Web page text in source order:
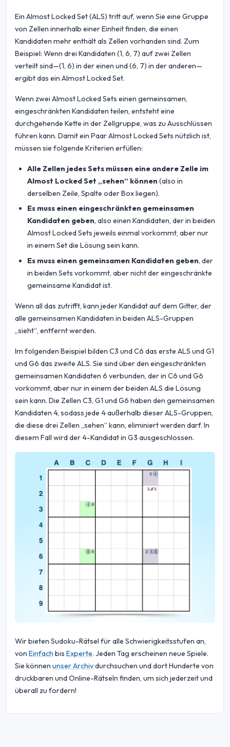
Ein Almost Locked Set (ALS) tritt auf, wenn Sie eine Gruppe
von Zellen innerhalb einer Einheit finden, die einen
Kandidaten mehr enthält als Zellen vorhanden sind. Zum
Beispiel: Wenn drei Kandidaten (1, 6, 7) auf zwei Zellen
verteilt sind—(1, 6) in der einen und (6, 7) in der anderen—
ergibt das ein Almost Locked Set.
Wenn zwei Almost Locked Sets einen gemeinsamen,
eingeschränkten Kandidaten teilen, entsteht eine
durchgehende Kette in der Zellgruppe, was zu Ausschlüssen
führen kann. Damit ein Paar Almost Locked Sets nützlich ist,
müssen sie folgende Kriterien erfüllen:
Alle Zellen jedes Sets müssen eine andere Zelle im
Almost Locked Set „sehen“ können (also in
derselben Zeile, Spalte oder Box liegen).
Es muss einen eingeschränkten gemeinsamen
Kandidaten geben, also einen Kandidaten, der in beiden
Almost Locked Sets jeweils einmal vorkommt, aber nur
in einem Set die Lösung sein kann.
Es muss einen gemeinsamen Kandidaten geben, der
in beiden Sets vorkommt, aber nicht der eingeschränkte
gemeinsame Kandidat ist.
Wenn all das zutrifft, kann jeder Kandidat auf dem Gitter, der
alle gemeinsamen Kandidaten in beiden ALS-Gruppen
„sieht“, entfernt werden.
Im folgenden Beispiel bilden C3 und C6 das erste ALS und G1
und G6 das zweite ALS. Sie sind über den eingeschränkten
gemeinsamen Kandidaten 6 verbunden, der in C6 und G6
vorkommt, aber nur in einem der beiden ALS die Lösung
sein kann. Die Zellen C3, G1 und G6 haben den gemeinsamen
Kandidaten 4, sodass jede 4 außerhalb dieser ALS-Gruppen,
die diese drei Zellen „sehen“ kann, eliminiert werden darf. In
diesem Fall wird der 4-Kandidat in G3 ausgeschlossen.
Wir bieten Sudoku-Rätsel für alle Schwierigkeitsstufen an,
von Einfach bis Experte. Jeden Tag erscheinen neue Spiele.
Sie können unser Archivdurchsuchen und dort Hunderte von
druckbaren und Online-Rätseln finden, um sich jederzeit und
überall zu fordern!